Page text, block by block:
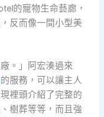
的寵物生命藝廊，
反而像一間小型美
。」阿宏湊過來
的服務，可以讓主人
裡頭介紹了完整的
樹葬等等，而且強